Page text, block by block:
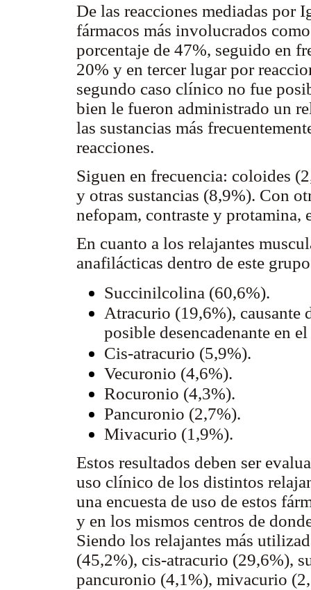
De las reacciones mediadas por
fármacos más involucrados
porcentaje de 47%, seguido en
20% y en tercer lugar por
segundo caso clínico no fue
bien le fueron administrado un
las sustancias más
reacciones.
Siguen en frecuencia: coloides
y otras sustancias (8,9%). Con
nefopam, contraste y protamina,
En cuanto a los relajantes
anafilácticas dentro de este
Succinilcolina (60,6%).
Atracurio (19,6%), causante
posible desencadenante en
Cis-atracurio (5,9%).
Vecuronio (4,6%).
Rocuronio (4,3%).
Pancuronio (2,7%).
Mivacurio (1,9%).
Estos resultados deben ser
uso clínico de los distintos
una encuesta de uso de estos
y en los mismos centros de
Siendo los relajantes más
(45,2%), cis-atracurio (29,6%),
pancuronio (4,1%), mivacurio